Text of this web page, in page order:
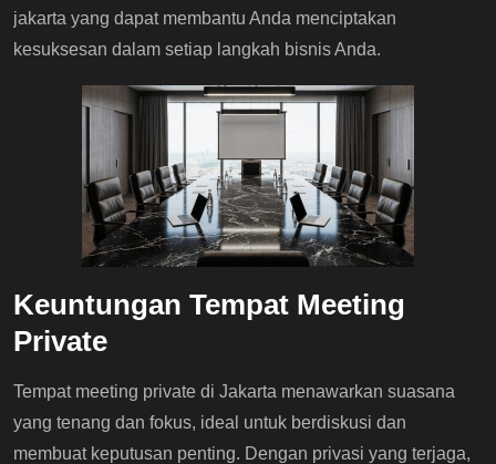
jakarta yang dapat membantu Anda menciptakan
kesuksesan dalam setiap langkah bisnis Anda.
Keuntungan Tempat Meeting
Private
Tempat meeting private di Jakarta menawarkan suasana
yang tenang dan fokus, ideal untuk berdiskusi dan
membuat keputusan penting. Dengan privasi yang terjaga,